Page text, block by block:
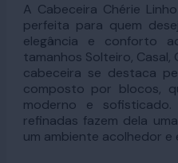
A Cabeceira Chérie
perfeita para quem
elegância e conforto
tamanhos Solteiro, Casal,
cabeceira se destaca
composto por blocos,
moderno e
refinadas fazem dela
um ambiente acolhedor e